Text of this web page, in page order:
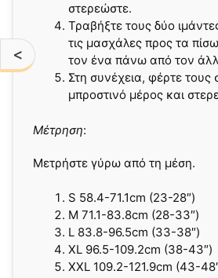
<
στερεώστε.
Τραβήξτε τους δύο
τις μασχάλες προς τα
τον ένα πάνω από τον
Στη συνέχεια, φέρτε τους
μπροστινό μέρος και
Μέτρηση:
Μετρήστε γύρω από τη μέση.
S 58.4-71.1cm (23-28″)
M 71.1-83.8cm (28-33″)
L 83.8-96.5cm (33-38″)
XL 96.5-109.2cm (38-43″)
XXL 109.2-121.9cm (43-